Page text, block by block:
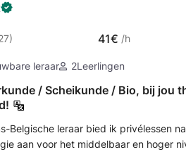
) 41€ /h
leraar 2Leerlingen
/ Scheikunde / Bio, bij jou
Belgische leraar bied ik privélessen
aan voor het middelbaar en hoger